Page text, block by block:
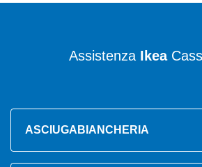
Assistenza Ikea
ASCIUGABIANCHERIA